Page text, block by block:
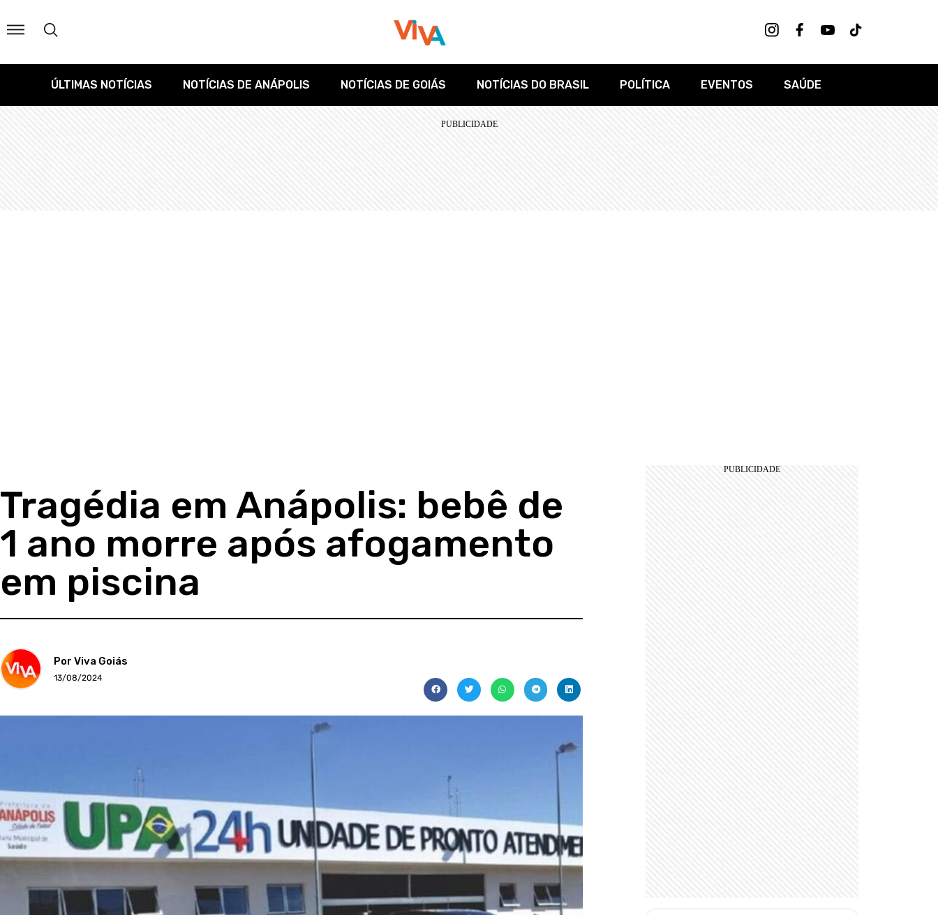
ÚLTIMAS NOTÍCIAS NOTÍCIAS DE ANÁPOLIS NOTÍCIAS DE GOIÁS NOTÍCIAS DO BRASIL POLÍTICA EVENTOS SAÚDE
Tragédia em Anápolis: bebê de
1 ano morre após afogamento
em piscina
Por Viva Goiás
13/08/2024